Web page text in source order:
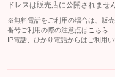
ドレスは販売店に公開されません
※無料電話をご利用の場合は、販
番号ご利用の際の注意点は こちら
IP電話、ひかり電話からはご利用い